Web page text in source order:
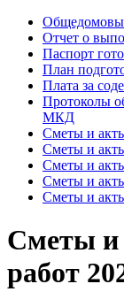
Отчет о
Паспорт
План
Плата за
Протоколы
МКД
Сметы и
Сметы и
Сметы и
Сметы и
Сметы и
Сметы и
работ